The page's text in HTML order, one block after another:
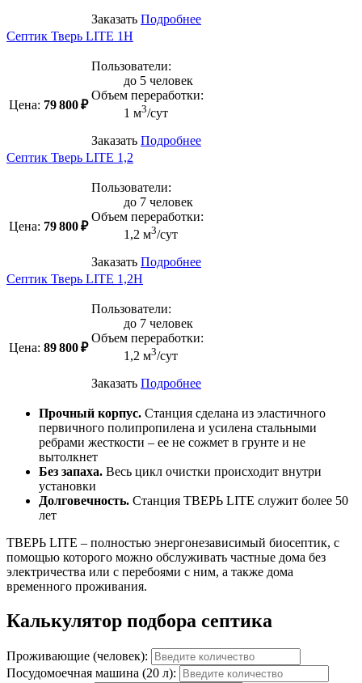
Заказать Подробнее
Септик Тверь LITE 1Н
Цена: 79 800 ₽
Пользователи:
до 5 человек
Объем переработки:
1 м3/сут
Заказать Подробнее
Септик Тверь LITE 1,2
Цена: 79 800 ₽
Пользователи:
до 7 человек
Объем переработки:
1,2 м3/сут
Заказать Подробнее
Септик Тверь LITE 1,2Н
Цена: 89 800 ₽
Пользователи:
до 7 человек
Объем переработки:
1,2 м3/сут
Заказать Подробнее
Прочный корпус. Станция сделана из эластичного
первичного полипропилена и усилена стальными
ребрами жесткости – ее не сожмет в грунте и не
вытолкнет
Без запаха. Весь цикл очистки происходит внутри
установки
Долговечность. Станция ТВЕРЬ LITE служит более 50
лет
ТВЕРЬ LITE – полностью энергонезависимый биосептик, с
помощью которого можно обслуживать частные дома без
электричества или с перебоями с ним, а также дома
временного проживания.
Калькулятор подбора септика
Проживающие (человек):
Посудомоечная машина (20 л):